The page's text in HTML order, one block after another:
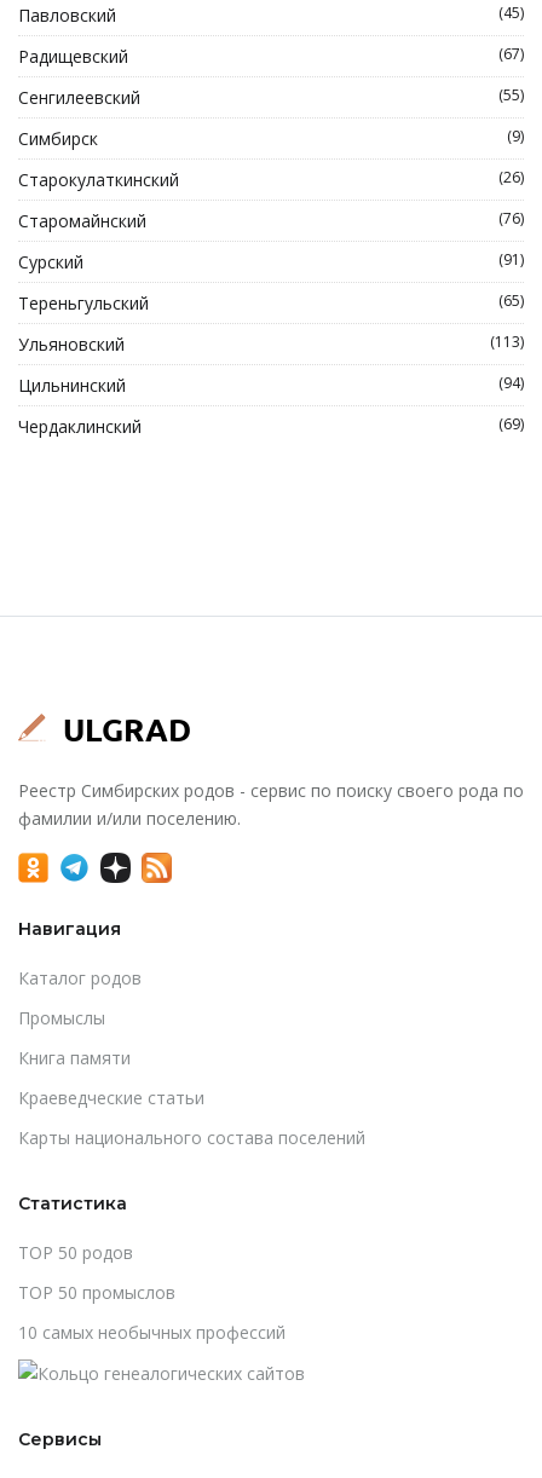
Павловский (45)
Радищевский (67)
Сенгилеевский (55)
Симбирск (9)
Старокулаткинский (26)
Старомайнский (76)
Сурский (91)
Тереньгульский (65)
Ульяновский (113)
Цильнинский (94)
Чердаклинский (69)
Реестр Симбирских родов - сервис по поиску своего рода по
фамилии и/или поселению.
Навигация
Каталог родов
Промыслы
Книга памяти
Краеведческие статьи
Карты национального состава поселений
Статистика
TOP 50 родов
TOP 50 промыслов
10 самых необычных профессий
Сервисы